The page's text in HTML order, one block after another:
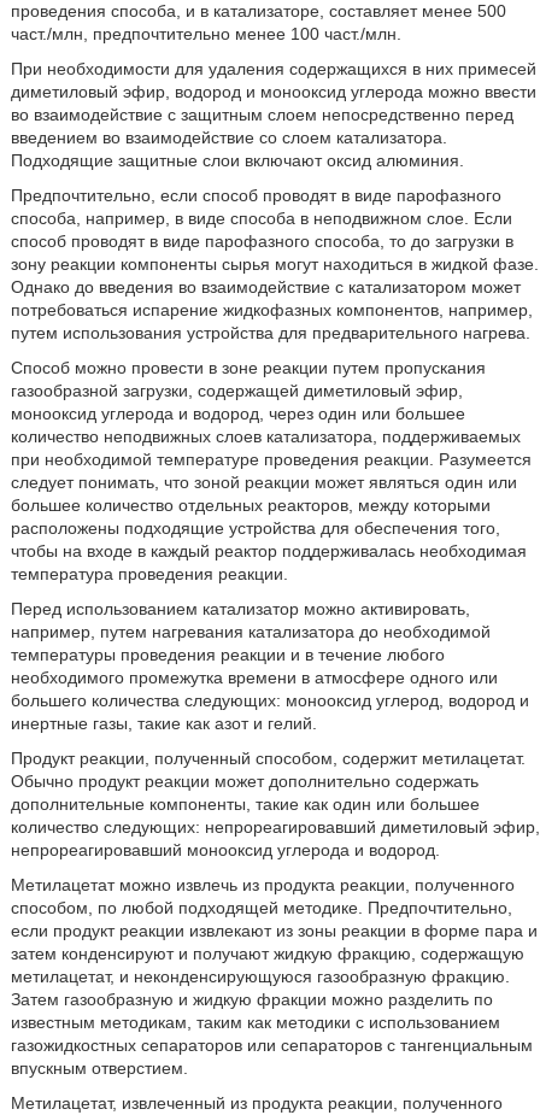
проведения способа, и в катализаторе, составляет менее 500
част./млн, предпочтительно менее 100 част./млн.
При необходимости для удаления содержащихся в них примесей
диметиловый эфир, водород и монооксид углерода можно ввести
во взаимодействие с защитным слоем непосредственно перед
введением во взаимодействие со слоем катализатора.
Подходящие защитные слои включают оксид алюминия.
Предпочтительно, если способ проводят в виде парофазного
способа, например, в виде способа в неподвижном слое. Если
способ проводят в виде парофазного способа, то до загрузки в
зону реакции компоненты сырья могут находиться в жидкой фазе.
Однако до введения во взаимодействие с катализатором может
потребоваться испарение жидкофазных компонентов, например,
путем использования устройства для предварительного нагрева.
Способ можно провести в зоне реакции путем пропускания
газообразной загрузки, содержащей диметиловый эфир,
монооксид углерода и водород, через один или большее
количество неподвижных слоев катализатора, поддерживаемых
при необходимой температуре проведения реакции. Разумеется
следует понимать, что зоной реакции может являться один или
большее количество отдельных реакторов, между которыми
расположены подходящие устройства для обеспечения того,
чтобы на входе в каждый реактор поддерживалась необходимая
температура проведения реакции.
Перед использованием катализатор можно активировать,
например, путем нагревания катализатора до необходимой
температуры проведения реакции и в течение любого
необходимого промежутка времени в атмосфере одного или
большего количества следующих: монооксид углерод, водород и
инертные газы, такие как азот и гелий.
Продукт реакции, полученный способом, содержит метилацетат.
Обычно продукт реакции может дополнительно содержать
дополнительные компоненты, такие как один или большее
количество следующих: непрореагировавший диметиловый эфир,
непрореагировавший монооксид углерода и водород.
Метилацетат можно извлечь из продукта реакции, полученного
способом, по любой подходящей методике. Предпочтительно,
если продукт реакции извлекают из зоны реакции в форме пара и
затем конденсируют и получают жидкую фракцию, содержащую
метилацетат, и неконденсирующуюся газообразную фракцию.
Затем газообразную и жидкую фракции можно разделить по
известным методикам, таким как методики с использованием
газожидкостных сепараторов или сепараторов с тангенциальным
впускным отверстием.
Метилацетат, извлеченный из продукта реакции, полученного